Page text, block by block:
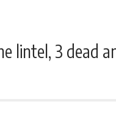
lintel, 3 dead